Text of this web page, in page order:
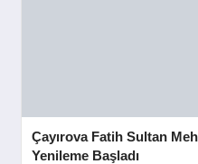
Çayırova Fatih Sultan
Yenileme Başladı